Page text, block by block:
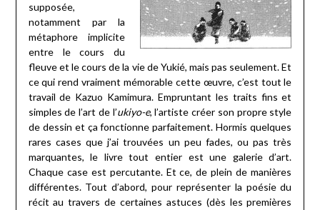
supposée,
notamment par la
métaphore implicite
entre le cours du
fleuve et le cours de la vie de Yukié, mais pas seulement. Et
ce qui rend vraiment mémorable cette œuvre, c’est tout le
travail de Kazuo Kamimura. Empruntant les traits fins et
simples de l’art de l’ukiyo-e, l’artiste créer son propre style
de dessin et ça fonctionne parfaitement. Hormis quelques
rares cases que j’ai trouvées un peu fades, ou pas très
marquantes, le livre tout entier est une galerie d’art.
Chaque case est percutante. Et ce, de plein de manières
différentes. Tout d’abord, pour représenter la poésie du
récit au travers de certaines astuces (dès les premières